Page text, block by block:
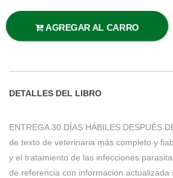
AGREGAR AL CARRO
DETALLES DEL LIBRO
ENTREGA 30 DÍAS HÁBILES DESPUÉS
de texto de veterinaria más completo y
y el tratamiento de las infecciones
de referencia con información actualizada